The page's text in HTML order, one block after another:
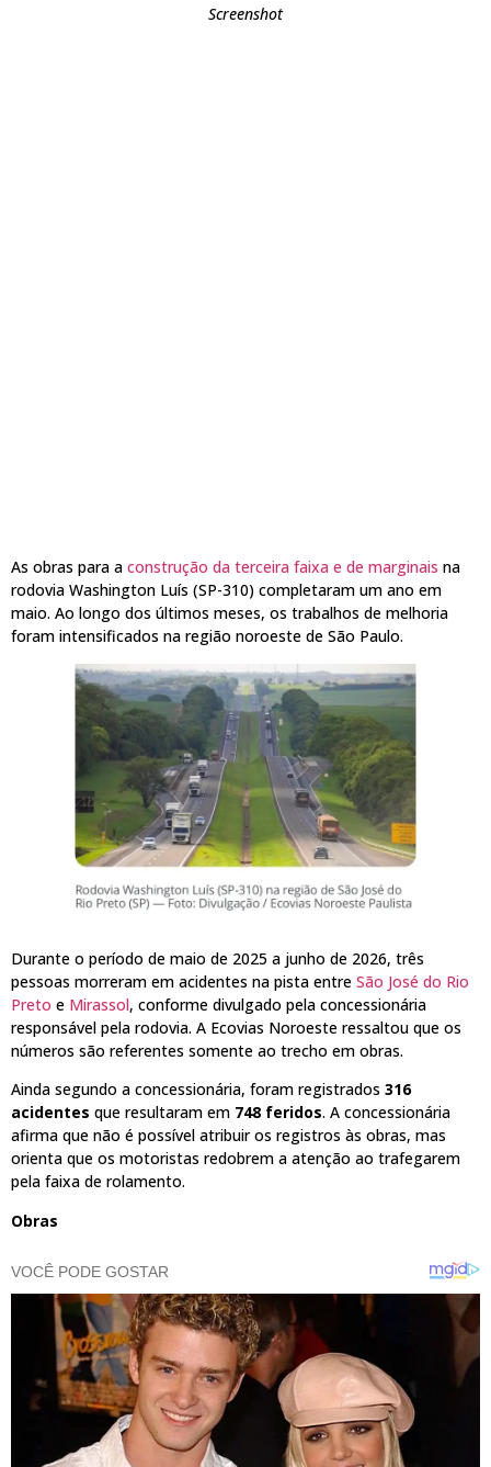
Screenshot
As obras para a construção da terceira faixa e de marginais na
rodovia Washington Luís (SP-310) completaram um ano em
maio. Ao longo dos últimos meses, os trabalhos de melhoria
foram intensificados na região noroeste de São Paulo.
Durante o período de maio de 2025 a junho de 2026, três
pessoas morreram em acidentes na pista entre São José do Rio
Preto e Mirassol, conforme divulgado pela concessionária
responsável pela rodovia. A Ecovias Noroeste ressaltou que os
números são referentes somente ao trecho em obras.
Ainda segundo a concessionária, foram registrados 316
acidentes que resultaram em 748 feridos. A concessionária
afirma que não é possível atribuir os registros às obras, mas
orienta que os motoristas redobrem a atenção ao trafegarem
pela faixa de rolamento.
Obras